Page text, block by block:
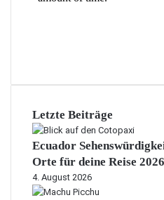
Letzte Beiträge
Ecuador
Orte für deine Reise 2026
4. August 2026